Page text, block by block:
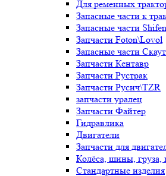
Для ременных
Запасные части к
Запасные части
Запчасти Foton\Lovol
Запасные части Скаут
Запчасти Кентавр
Запчасти Рустрак
Запчасти Русич\TZR
запчасти уралец
Запчасти Файтер
Гидравлика
Двигатели
Запчасти для
Колёса, шины, груза,
Стандартные изделия